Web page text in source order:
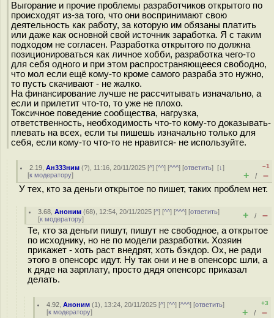
Выгорание и прочие проблемы разработчиков открытого по
происходят из-за того, что они воспринимают свою
деятельность как работу, за которую им обязаны платить
или даже как основной свой источник заработка. Я с таким
подходом не согласен. Разработка открытого по должна
позиционироваться как личное хобби, разработка чего-то
для себя одного и при этом распространяющееся свободно,
что мол если ещё кому-то кроме самого разраба это нужно,
то пусть скачивают - не жалко.
На финансирование лучше не рассчитывать изначально, а
если и прилетит что-то, то уже не плохо.
Токсичное поведение сообщества, нагрузка,
ответственность, необходимость что-то кому-то доказывать-
плевать на всех, если ты пишешь изначально только для
себя, если кому-то что-то не нравится- не используйте.
2.19 ,Ан333ним (?), 11:16, 20/11/2025 [^] [^^] [^^^] [ответить][↓]
[к модератору]
–1
+ / –
У тех, кто за деньги открытое по пишет, таких проблем нет.
3.68 ,Аноним (68), 12:54, 20/11/2025 [^] [^^] [^^^] [ответить]
[к модератору] + / –
Те, кто за деньги пишут, пишут не свободное, а открытое
по исходнику, но не по модели разработки. Хозяин
прикажет - хоть раст внедрят, хоть бэкдор. Ох, не ради
этого в опенсорс идут. Ну так они и не в опенсорс шли, а
к дяде на зарплату, просто дядя опенсорс приказал
делать.
4.92 ,Аноним (1), 13:24, 20/11/2025 [^] [^^] [^^^] [ответить]
[к модератору]
+3
+ / –